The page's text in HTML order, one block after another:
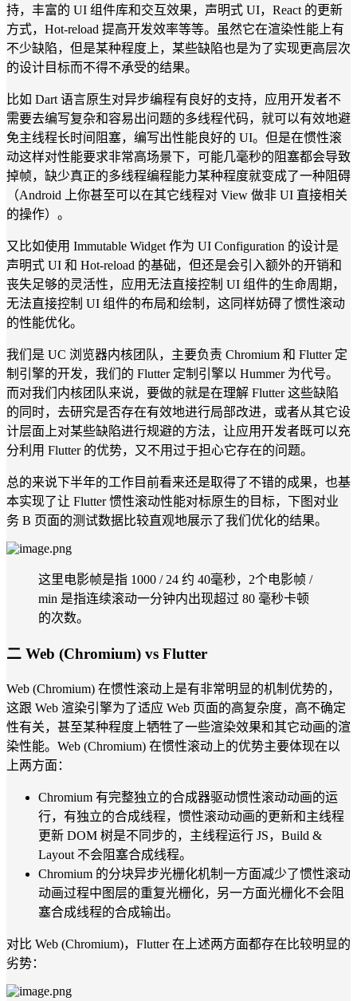
持，丰富的 UI 组件库和交互效果，声明式 UI，React 的更新
方式，Hot-reload 提高开发效率等等。虽然它在渲染性能上有
不少缺陷，但是某种程度上，某些缺陷也是为了实现更高层次
的设计目标而不得不承受的结果。
比如 Dart 语言原生对异步编程有良好的支持，应用开发者不
需要去编写复杂和容易出问题的多线程代码，就可以有效地避
免主线程长时间阻塞，编写出性能良好的 UI。但是在惯性滚
动这样对性能要求非常高场景下，可能几毫秒的阻塞都会导致
掉帧，缺少真正的多线程编程能力某种程度就变成了一种阻碍
（Android 上你甚至可以在其它线程对 View 做非 UI 直接相关
的操作）。
又比如使用 Immutable Widget 作为 UI Configuration 的设计是
声明式 UI 和 Hot-reload 的基础，但还是会引入额外的开销和
丧失足够的灵活性，应用无法直接控制 UI 组件的生命周期，
无法直接控制 UI 组件的布局和绘制，这同样妨碍了惯性滚动
的性能优化。
我们是 UC 浏览器内核团队，主要负责 Chromium 和 Flutter 定
制引擎的开发，我们的 Flutter 定制引擎以 Hummer 为代号。
而对我们内核团队来说，要做的就是在理解 Flutter 这些缺陷
的同时，去研究是否存在有效地进行局部改进，或者从其它设
计层面上对某些缺陷进行规避的方法，让应用开发者既可以充
分利用 Flutter 的优势，又不用过于担心它存在的问题。
总的来说下半年的工作目前看来还是取得了不错的成果，也基
本实现了让 Flutter 惯性滚动性能对标原生的目标，下图对业
务 B 页面的测试数据比较直观地展示了我们优化的结果。
这里电影帧是指 1000 / 24 约 40毫秒，2个电影帧 /
min 是指连续滚动一分钟内出现超过 80 毫秒卡顿
的次数。
二 Web (Chromium) vs Flutter
Web (Chromium) 在惯性滚动上是有非常明显的机制优势的，
这跟 Web 渲染引擎为了适应 Web 页面的高复杂度，高不确定
性有关，甚至某种程度上牺牲了一些渲染效果和其它动画的渲
染性能。Web (Chromium) 在惯性滚动上的优势主要体现在以
上两方面：
Chromium 有完整独立的合成器驱动惯性滚动动画的运
行，有独立的合成线程，惯性滚动动画的更新和主线程
更新 DOM 树是不同步的，主线程运行 JS，Build &
Layout 不会阻塞合成线程。
Chromium 的分块异步光栅化机制一方面减少了惯性滚动
动画过程中图层的重复光栅化，另一方面光栅化不会阻
塞合成线程的合成输出。
对比 Web (Chromium)，Flutter 在上述两方面都存在比较明显的
劣势：